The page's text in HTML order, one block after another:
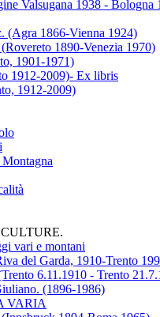
Valsugana 1938 - Bologna
(Agra 1866-Vienna 1924)
1890-Venezia 1970)
1901-1971)
1912-2009)- Ex libris
1912-2009)
vari e montani
del Garda, 1910-Trento
6.11.1910 - Trento
(1896-1986)
VARIA